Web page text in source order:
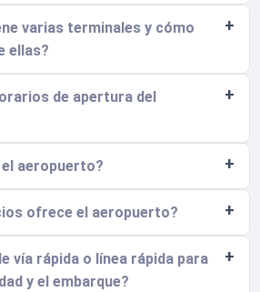
varias terminales y cómo
ellas?
de apertura del
el aeropuerto?
ofrece el aeropuerto?
vía rápida o línea rápida para
y el embarque?